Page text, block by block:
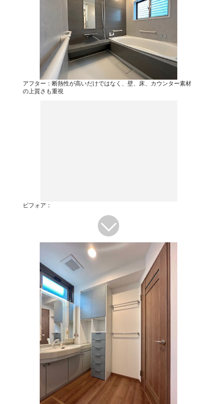
アフター：断熱性が高いだけではなく、壁、床、カウンター素材
の上質さも重視
ビフォア：